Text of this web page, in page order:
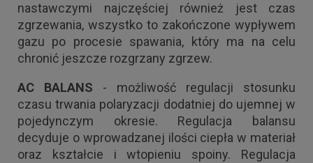
nastawczymi najczęściej również jest czas
zgrzewania, wszystko to zakończone wypływem
gazu po procesie spawania, który ma na celu
chronić jeszcze rozgrzany zgrzew.
AC BALANS - możliwość regulacji stosunku
czasu trwania polaryzacji dodatniej do ujemnej w
pojedynczym okresie. Regulacja balansu
decyduje o wprowadzanej ilości ciepła w materiał
oraz kształcie i wtopieniu spoiny. Regulacja